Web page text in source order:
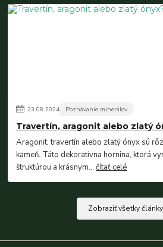
23.08.2024 Poznávanie minerálov
Travertín, aragonit alebo zlatý
Aragonit, travertín alebo zlatý ónyx sú
kameň. Táto dekoratívna hornina, ktorá
štruktúrou a krásnym...čítať celé
Zobraziť všetky články